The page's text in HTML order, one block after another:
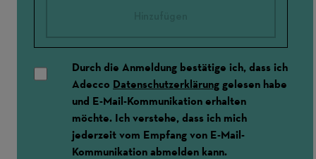
Durch die Anmeldung bestätige ich, dass ich
Adecco Datenschutzerklärung gelesen habe
und E-Mail-Kommunikation erhalten
möchte. Ich verstehe, dass ich mich
jederzeit vom Empfang von E-Mail-
Kommunikation abmelden kann.